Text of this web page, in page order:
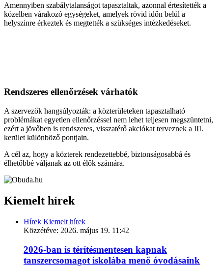
Amennyiben szabálytalanságot tapasztaltak, azonnal értesítették a
közelben várakozó egységeket, amelyek rövid időn belül a
helyszínre érkeztek és megtették a szükséges intézkedéseket.
Rendszeres ellenőrzések várhatók
A szervezők hangsúlyozták: a közterületeken tapasztalható
problémákat egyetlen ellenőrzéssel nem lehet teljesen megszüntetni,
ezért a jövőben is rendszeres, visszatérő akciókat terveznek a III.
kerület különböző pontjain.
A cél az, hogy a közterek rendezettebbé, biztonságosabbá és
élhetőbbé váljanak az ott élők számára.
Kiemelt hírek
Hírek Kiemelt hírek
Közzétéve: 2026. május 19. 11:42
2026-ban is térítésmentesen kapnak
tanszercsomagot iskolába menő óvodásaink